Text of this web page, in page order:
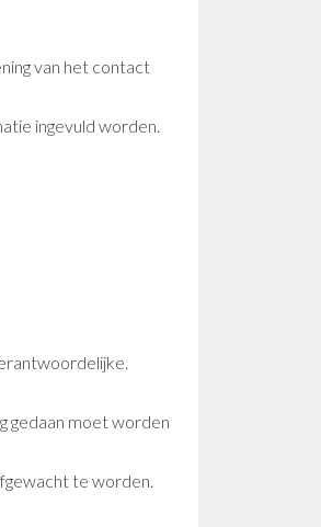
van het contact
ingevuld worden.
gedaan moet worden
te worden.